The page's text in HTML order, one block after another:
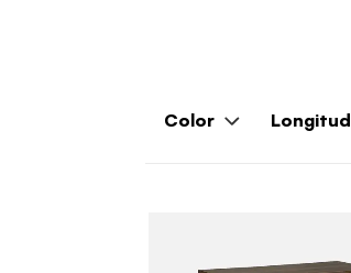
Color Longitud